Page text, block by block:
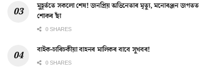
মুহূৰ্ততে সকলো শেষ! জনপ্ৰিয় অভিনেতাৰ মৃত্যু, মনোৰঞ্জন জগতত
শোকৰ ছাঁ
0 SHARES
বাইক-চাৰিচকীয়া বাহনৰ মালিকৰ বাবে সুখবৰ!
0 SHARES